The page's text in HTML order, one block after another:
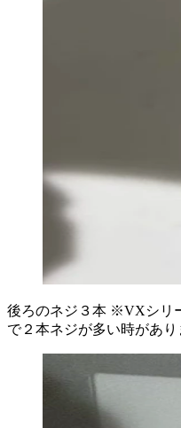
後ろのネジ３本 ※VXシリ
で２本ネジが多い時があり